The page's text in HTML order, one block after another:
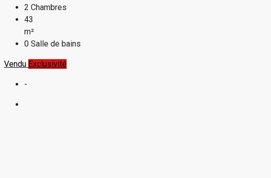
2 Chambres
43
m²
0 Salle de bains
Vendu Exclusivité
-